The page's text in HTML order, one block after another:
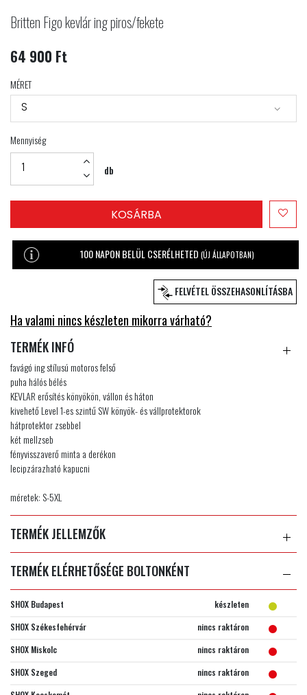
Britten Figo kevlár ing piros/fekete
64 900 Ft
MÉRET
S
Mennyiség
db
KOSÁRBA
100 NAPON BELÜL CSERÉLHETED (ÚJ ÁLLAPOTBAN)
FELVÉTEL ÖSSZEHASONLÍTÁSBA
Ha valami nincs készleten mikorra várható?
TERMÉK INFÓ
favágó ing stílusú motoros felső
puha hálós bélés
KEVLAR erősítés könyökön, vállon és háton
kivehető Level 1-es szintű SW könyök- és vállprotektorok
hátprotektor zsebbel
két mellzseb
fényvisszaverő minta a derékon
lecipzárazható kapucni
méretek: S-5XL
TERMÉK JELLEMZŐK
TERMÉK ELÉRHETŐSÉGE BOLTONKÉNT
SHOX Budapest
készleten
SHOX Székesfehérvár
nincs raktáron
SHOX Miskolc
nincs raktáron
SHOX Szeged
nincs raktáron